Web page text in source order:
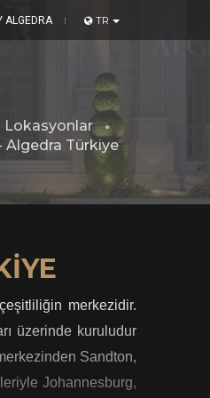
ALGEDRA TR
Lokasyonlar
Algedra Türkiye
merkezidir.
üzerinde kuruludur
Sandton,
Johannesburg,